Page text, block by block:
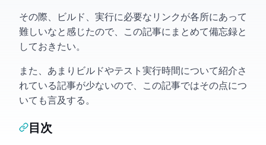
その際、ビルド、実行に必要なリンクが各所にあって
難しいなと感じたので、この記事にまとめて備忘録と
しておきたい。
また、あまりビルドやテスト実行時間について紹介さ
れている記事が少ないので、この記事ではその点につ
いても言及する。
目次